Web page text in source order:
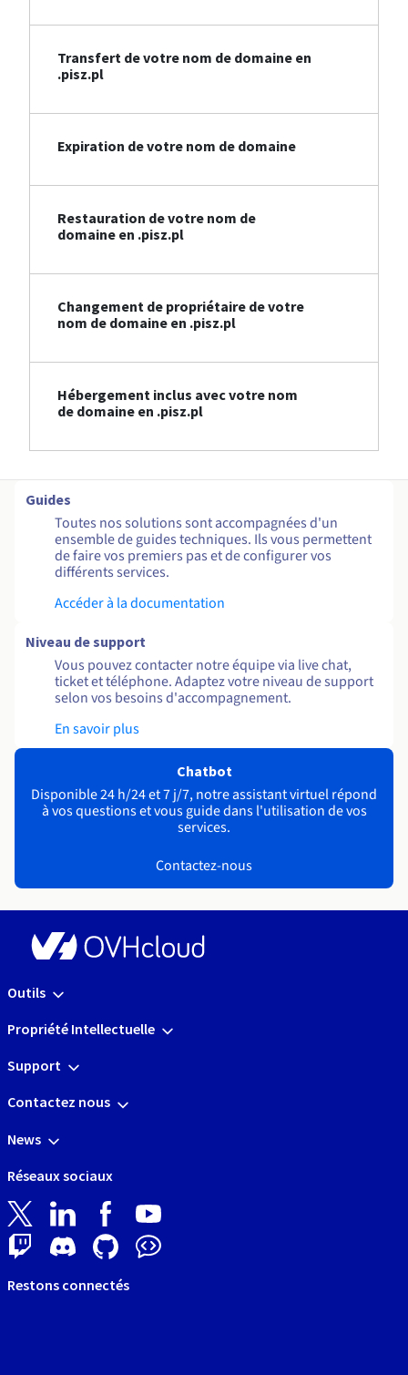
Transfert de votre nom de domaine en
.pisz.pl
Expiration de votre nom de domaine
Restauration de votre nom de
domaine en .pisz.pl
Changement de propriétaire de votre
nom de domaine en .pisz.pl
Hébergement inclus avec votre nom
de domaine en .pisz.pl
Guides
Toutes nos solutions sont accompagnées d'un
ensemble de guides techniques. Ils vous permettent
de faire vos premiers pas et de configurer vos
différents services.
Accéder à la documentation
Niveau de support
Vous pouvez contacter notre équipe via live chat,
ticket et téléphone. Adaptez votre niveau de support
selon vos besoins d'accompagnement.
En savoir plus
Chatbot
Disponible 24 h/24 et 7 j/7, notre assistant virtuel répond
à vos questions et vous guide dans l'utilisation de vos
services.
Contactez-nous
Outils
Propriété Intellectuelle
Support
Contactez nous
News
Réseaux sociaux
Restons connectés